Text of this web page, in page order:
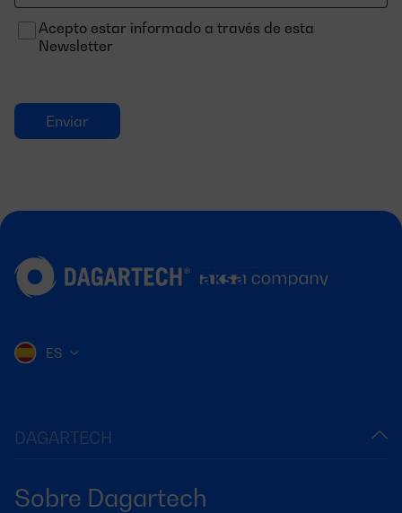
electrónico
Acepto estar informado a través de esta
Newsletter
DAGARTECH
Sobre Dagartech
ES